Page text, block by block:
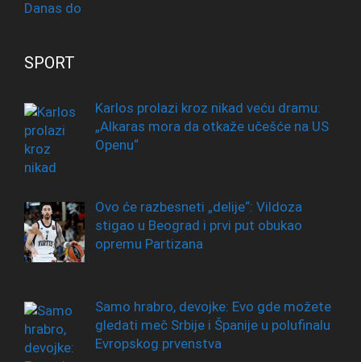
SPORT
Karlos prolazi kroz nikad veću dramu:
„Alkaras mora da otkaže učešće na US
Openu“
Ovo će razbesneti „delije“: Vildoza
stigao u Beograd i prvi put obukao
opremu Partizana
Samo hrabro, devojke: Evo gde možete
gledati meč Srbije i Španije u polufinalu
Evropskog prvenstva